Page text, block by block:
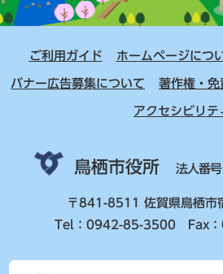
ご利用ガイド ホームページにつ
バナー広告募集について 著作権・免
アクセシビリテ
鳥栖市役所 法人番
〒841-8511 佐賀県鳥栖市
Tel：0942-85-3500 Fax